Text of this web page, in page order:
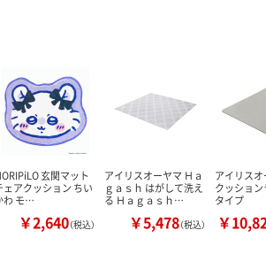
玄関マット
ェアクッション ちい
わ モ…
￥2,640（税込）
アイリスオーヤマ Ｈａ
ｇａｓｈ はがして洗え
る Ｈａｇａｓｈ…
￥5,478（税込）
アイリスオ
クッショ
タイプ
￥